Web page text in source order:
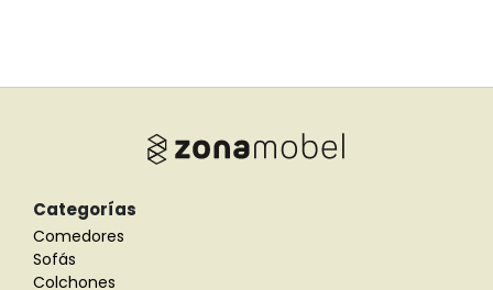
Categorías
Comedores
Sofás
Colchones